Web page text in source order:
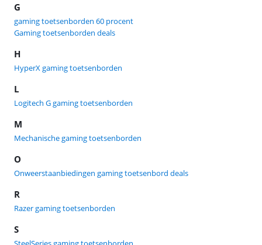
G
gaming toetsenborden 60 procent
Gaming toetsenborden deals
H
HyperX gaming toetsenborden
L
Logitech G gaming toetsenborden
M
Mechanische gaming toetsenborden
O
Onweerstaanbiedingen gaming toetsenbord deals
R
Razer gaming toetsenborden
S